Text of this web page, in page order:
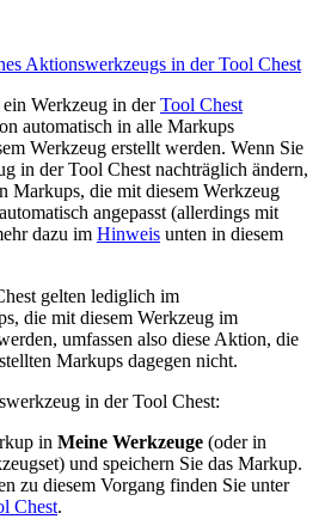
Aktionswerkzeugs in der Tool Chest
Werkzeug in derTool Chest
automatisch in alle Markups
Werkzeug erstellt werden. Wenn Sie
in der Tool Chest nachträglich ändern,
Markups, die mit diesem Werkzeug
angepasst (allerdings mit
dazu im Hinweis unten in diesem
gelten lediglich im
die mit diesem Werkzeug im
umfassen also diese Aktion, die
Markups dagegen nicht.
in der Tool Chest:
in Meine Werkzeuge (oder in
und speichern Sie das Markup.
zu diesem Vorgang finden Sie unter
Chest.